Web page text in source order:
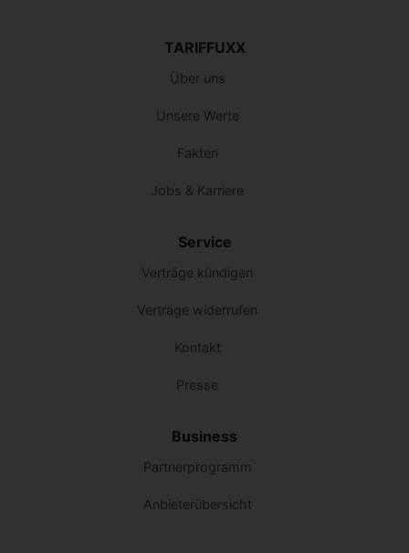
TARIFFUXX
Über uns
Unsere Werte
Fakten
Jobs & Karriere
Service
Verträge kündigen
Verträge widerrufen
Kontakt
Presse
Business
Partnerprogramm
Anbieterübersicht